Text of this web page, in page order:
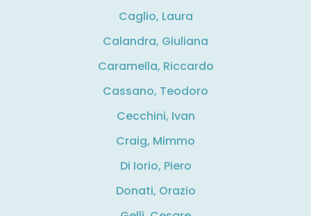
Caglio, Laura
Calandra, Giuliana
Caramella, Riccardo
Cassano, Teodoro
Cecchini, Ivan
Craig, Mimmo
Di Iorio, Piero
Donati, Orazio